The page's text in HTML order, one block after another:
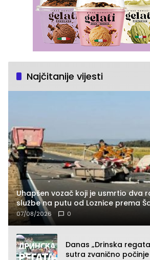
Najčitanije vijesti
Uhapšen vozač koji je usmrtio dva
službe na putu od Loznice prema
07/08/2026 0
Danas „Drinska
sutra zvanično